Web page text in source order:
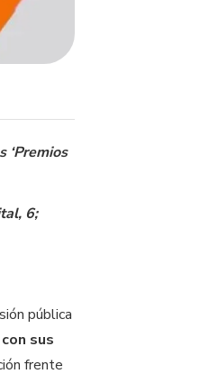
‘Premios
6;
pública
sus
frente